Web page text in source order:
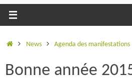
AccueilNews Agenda des manifestations
Bonne année